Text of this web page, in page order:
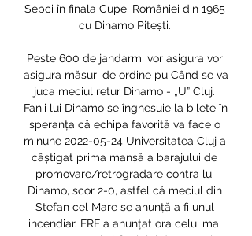
Sepci în finala Cupei României din 1965
cu Dinamo Pitești.
Peste 600 de jandarmi vor asigura vor
asigura măsuri de ordine pu Când se va
juca meciul retur Dinamo - „U” Cluj.
Fanii lui Dinamo se înghesuie la bilete în
speranța că echipa favorită va face o
minune 2022-05-24 Universitatea Cluj a
câștigat prima manșă a barajului de
promovare/retrogradare contra lui
Dinamo, scor 2-0, astfel că meciul din
Ștefan cel Mare se anunță a fi unul
incendiar. FRF a anunțat ora celui mai